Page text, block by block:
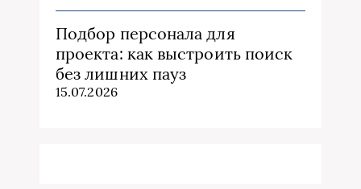
Подбор персонала для
проекта: как выстроить поиск
без лишних пауз
15.07.2026